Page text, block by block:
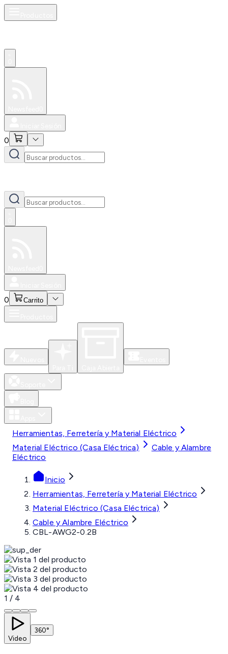
0
0 Carrito
Herramientas, Ferretería y Material Eléctrico
Material Eléctrico (Casa Eléctrica)
Cable y Alambre
Eléctrico
Inicio
Herramientas, Ferretería y Material Eléctrico
Material Eléctrico (Casa Eléctrica)
Cable y Alambre Eléctrico
CBL-AWG2-0.2B
1 / 4
Video
360°